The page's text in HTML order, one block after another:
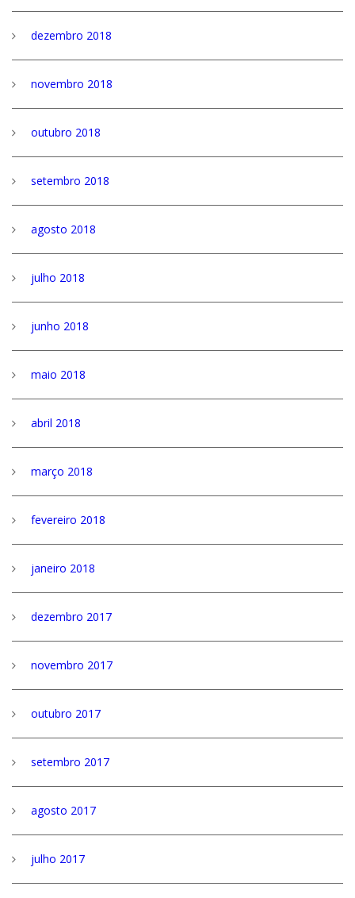
dezembro 2018
novembro 2018
outubro 2018
setembro 2018
agosto 2018
julho 2018
junho 2018
maio 2018
abril 2018
março 2018
fevereiro 2018
janeiro 2018
dezembro 2017
novembro 2017
outubro 2017
setembro 2017
agosto 2017
julho 2017